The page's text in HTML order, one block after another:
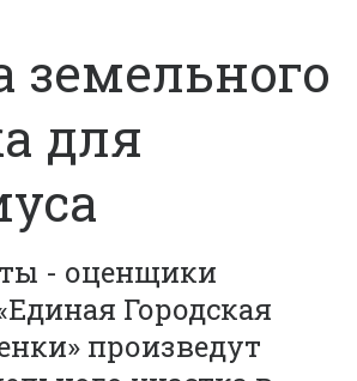
земельного
для
- оценщики
Городская
произведут